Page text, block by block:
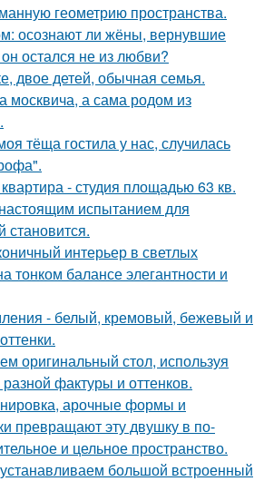
геометрию пространства.
осознают ли жёны, вернувшие
остался не из любви?
двое детей, обычная семья.
москвича, а сама родом из
тёща гостила у нас, случилась
- студия площадью 63 кв.
испытанием для
становится.
интерьер в светлых
тонком балансе элегантности и
- белый, кремовый, бежевый и
оригинальный стол, используя
фактуры и оттенков.
арочные формы и
превращают эту двушку в по-
и цельное пространство.
большой встроенный